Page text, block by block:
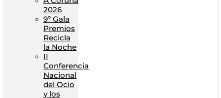
2026
9º Gala
Premios
Recicla
la Noche
II
Conferencia
Nacional
del Ocio
y los